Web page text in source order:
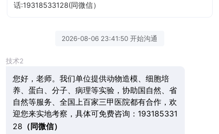
话:19318533128(同微信）
2026-08-06 23:41:50 开始沟通
技术2
您好，老师。我们单位提供动物造模、细胞培
养、蛋白、分子、病理等实验，协助国自然、省
自然等服务、全国上百家三甲医院都有合作，欢
迎您来实地考察，具体可免费咨询：193185331
28 （同微信）